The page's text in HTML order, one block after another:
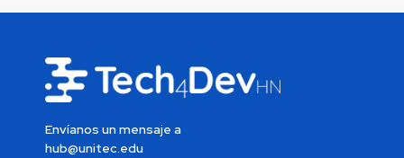
Envíanos un mensaje a
hub@unitec.edu